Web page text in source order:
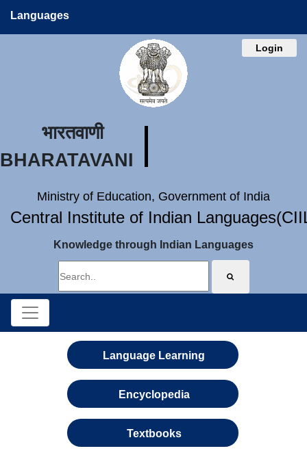
Languages
Login
भारतवाणी
BHARATAVANI
Ministry of Education, Government of India
Central Institute of Indian
Knowledge through Indian Languages
Language Learning
Encyclopedia
Textbooks